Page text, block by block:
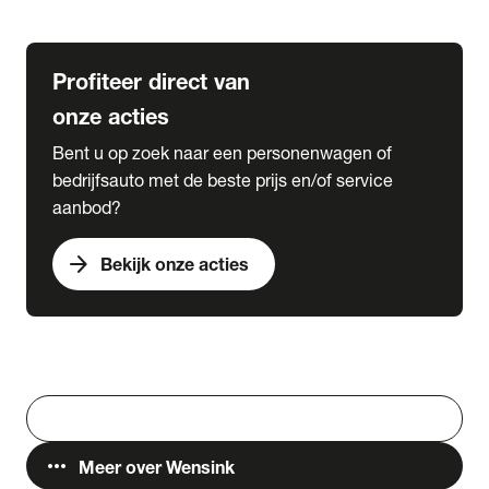
Profiteer direct van
onze acties
Bent u op zoek naar een personenwagen of
bedrijfsauto met de beste prijs en/of service
aanbod?
arrow_forward Bekijk onze acties
more_horiz Meer over Wensink